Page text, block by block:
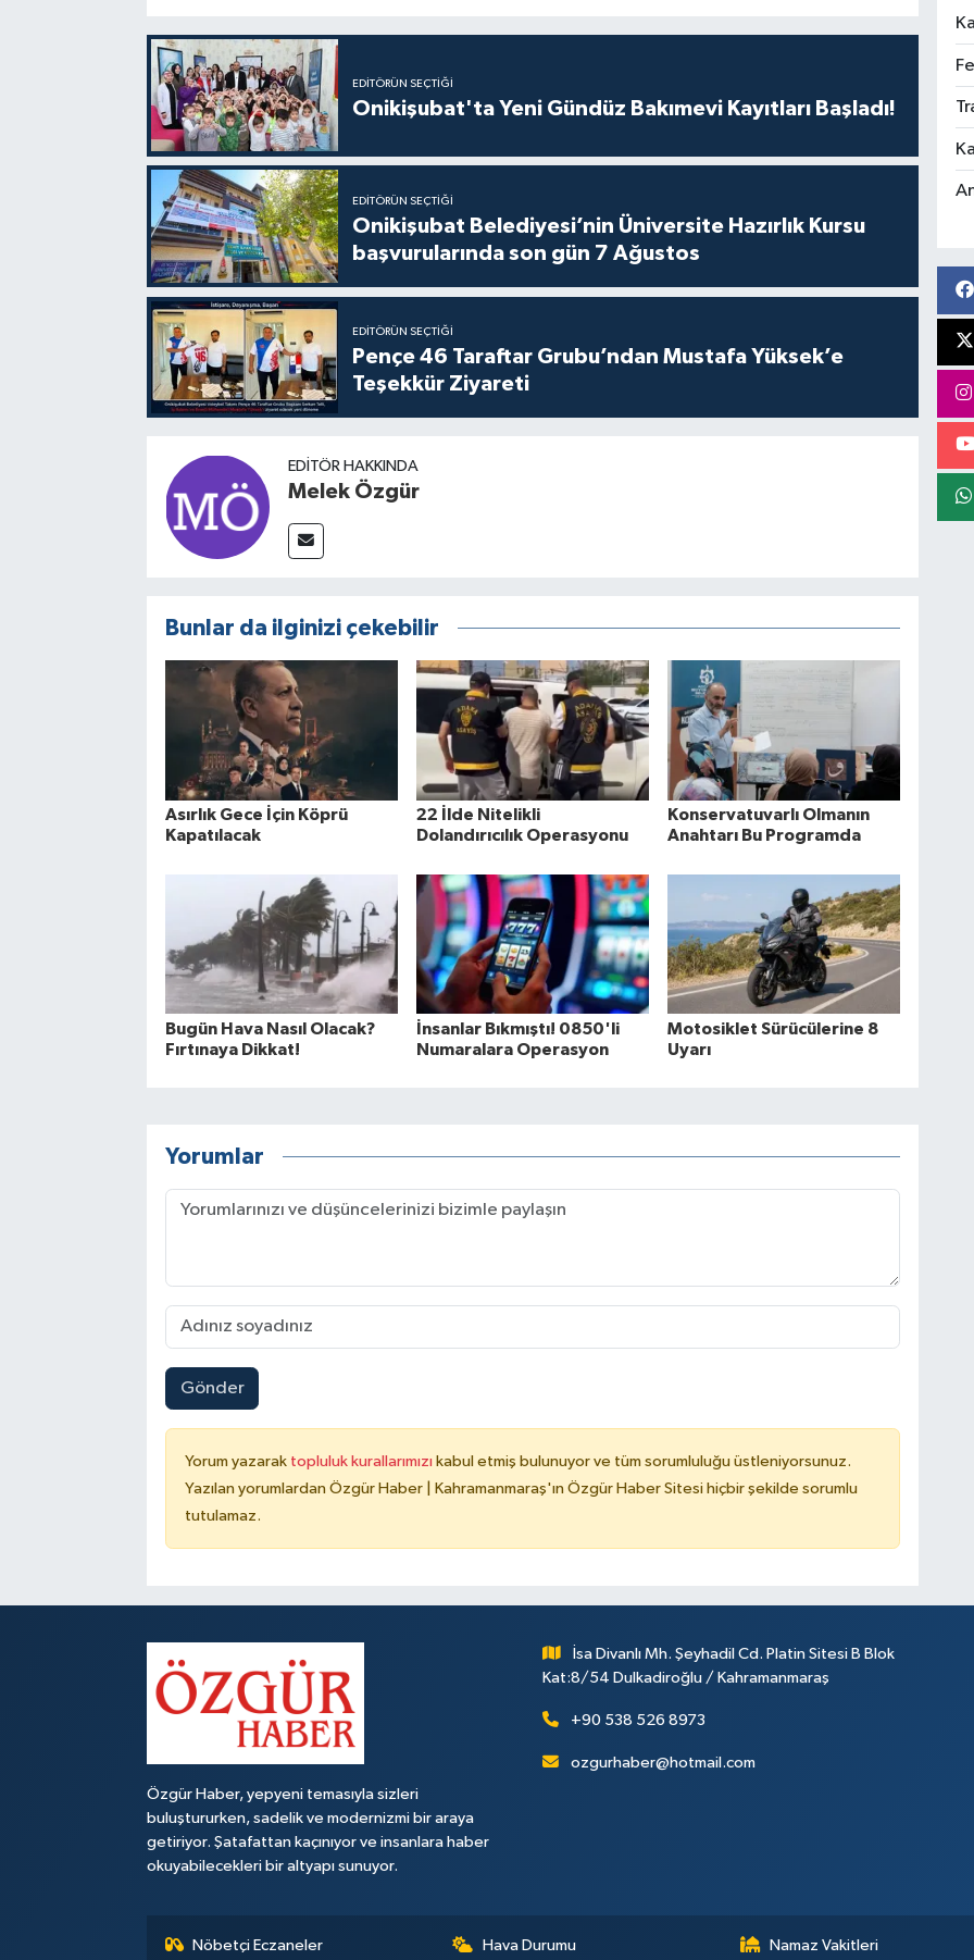
EDITÖRÜN SEÇTIĞI
Onikişubat'ta Yeni Gündüz Bakımevi Kayıtları Başladı!
EDITÖRÜN SEÇTIĞI
Onikişubat Belediyesi’nin Üniversite Hazırlık Kursu
başvurularında son gün 7 Ağustos
EDITÖRÜN SEÇTIĞI
Pençe 46 Taraftar Grubu’ndan Mustafa Yüksek’e
Teşekkür Ziyareti
EDITÖR HAKKINDA
Melek Özgür
Bunlar da ilginizi çekebilir
Asırlık Gece İçin Köprü
Kapatılacak
22 İlde Nitelikli
Dolandırıcılık Operasyonu
Konservatuvarlı Olmanın
Anahtarı Bu Programda
Bugün Hava Nasıl Olacak?
Fırtınaya Dikkat!
İnsanlar Bıkmıştı! 0850'li
Numaralara Operasyon
Motosiklet Sürücülerine 8
Uyarı
Yorumlar
Gönder
Yorum yazarak topluluk kurallarımızı kabul etmiş bulunuyor ve tüm sorumluluğu üstleniyorsunuz.
Yazılan yorumlardan Özgür Haber | Kahramanmaraş'ın Özgür Haber Sitesi hiçbir şekilde sorumlu
tutulamaz.
Özgür Haber, yepyeni temasıyla sizleri
buluştururken, sadelik ve modernizmi bir araya
getiriyor. Şatafattan kaçınıyor ve insanlara haber
okuyabilecekleri bir altyapı sunuyor.
İsa Divanlı Mh. Şeyhadil Cd. Platin Sitesi B Blok
Kat:8/54 Dulkadiroğlu / Kahramanmaraş
+90 538 526 8973
ozgurhaber@hotmail.com
Nöbetçi Eczaneler Hava Durumu Namaz Vakitleri